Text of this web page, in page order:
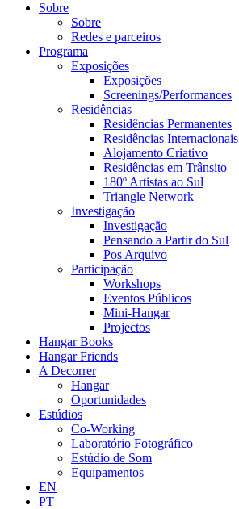
Sobre
Sobre
Redes e parceiros
Programa
Exposições
Exposições
Screenings/Performances
Residências
Residências Permanentes
Residências Internacionais
Alojamento Criativo
Residências em Trânsito
180º Artistas ao Sul
Triangle Network
Investigação
Investigação
Pensando a Partir do Sul
Pos Arquivo
Participação
Workshops
Eventos Públicos
Mini-Hangar
Projectos
Hangar Books
Hangar Friends
A Decorrer
Hangar
Oportunidades
Estúdios
Co-Working
Laboratório Fotográfico
Estúdio de Som
Equipamentos
EN
PT